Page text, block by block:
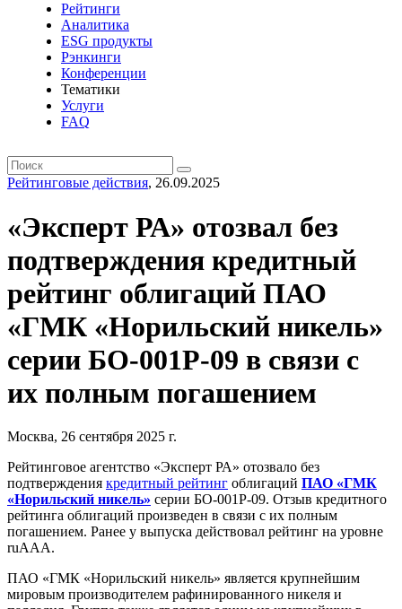
Рейтинги
Аналитика
ESG продукты
Рэнкинги
Конференции
Тематики
Услуги
FAQ
Рейтинговые действия, 26.09.2025
«Эксперт РА» отозвал без
подтверждения кредитный
рейтинг облигаций ПАО
«ГМК «Норильский никель»
серии БО-001Р-09 в связи с
их полным погашением
Москва, 26 сентября 2025 г.
Рейтинговое агентство «Эксперт РА» отозвало без
подтверждения кредитный рейтинг облигаций ПАО «ГМК
«Норильский никель» серии БО-001Р-09. Отзыв кредитного
рейтинга облигаций произведен в связи с их полным
погашением. Ранее у выпуска действовал рейтинг на уровне
ruAAA.
ПАО «ГМК «Норильский никель» является крупнейшим
мировым производителем рафинированного никеля и